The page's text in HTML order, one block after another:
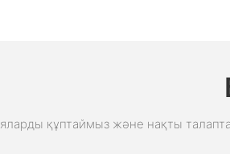
құптаймыз және нақты